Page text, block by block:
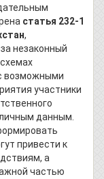
статья 232-1
,
незаконный
возможными
участники
данным.
привести к
а
частью